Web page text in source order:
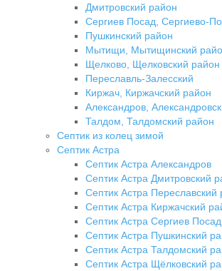
Дмитровский район
Сергиев Посад, Сергиево-
Пушкинский район
Мытищи, Мытищинский
Щелково, Щелковский район
Переславль-Залесский
Киржач, Киржачский район
Александров,
Талдом, Талдомский район
Септик из колец зимой
Септик Астра
Септик Астра Александров
Септик Астра Дмитровский
Септик Астра Переславский
Септик Астра Киржачский
Септик Астра Сергиев Посад
Септик Астра Пушкинский
Септик Астра Талдомский
Септик Астра Щёлковский